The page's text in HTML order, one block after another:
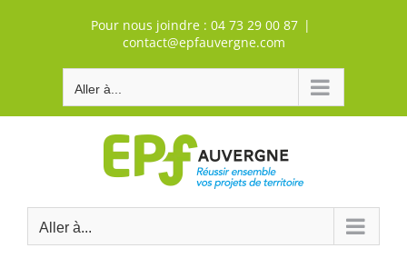
Pour nous joindre : 04 73 29 00 87 |
contact@epfauvergne.com
Aller à...
Aller à...